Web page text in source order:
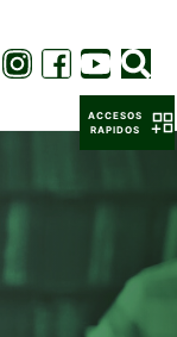
ACCESOS
RAPIDOS